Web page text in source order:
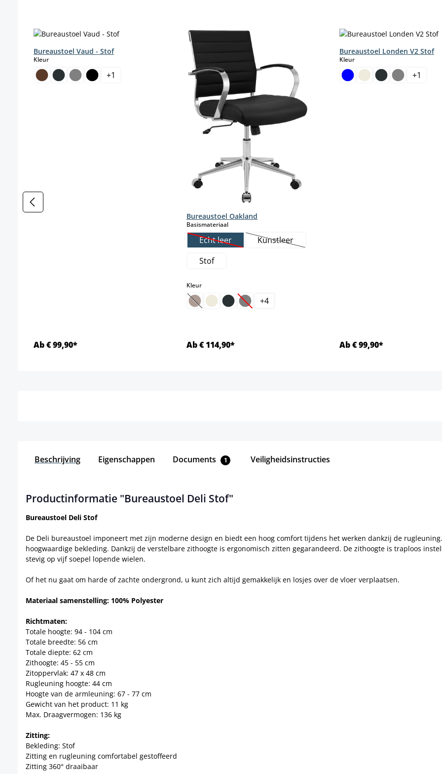
Bureaustoel Vaud - Stof
Kleurselect
+1
Ab € 99,90*
Bureaustoel Oakland
Basismateriaalselect
Echt leer(Deze optie is momenteel niet beschikbaar.)
Kunstleer(Deze optie is momenteel niet beschikbaar.)
Stof
Kleurselect
(Deze optie is momenteel niet beschikbaar.)
(Deze optie is momenteel niet beschikbaar.)
+4
Ab € 114,90*
Bureaustoel Londen V2 Stof
Kleurselect
+1
Ab € 99,90*
Beschrijving Eigenschappen Documents 1 Veiligheidsinstructies
Productinformatie "Bureaustoel Deli Stof"
Bureaustoel Deli Stof
De Deli bureaustoel imponeert met zijn moderne design en biedt een hoog comfort tijdens het werken dankzij de
hoogwaardige bekleding. Dankzij de verstelbare zithoogte is ergonomisch zitten gegarandeerd. De zithoogte is traploos
stevig op vijf soepel lopende wielen.
Of het nu gaat om harde of zachte ondergrond, u kunt zich altijd gemakkelijk en losjes over de vloer verplaatsen.
Materiaal samenstelling: 100% Polyester
Richtmaten:
Totale hoogte: 94 - 104 cm
Totale breedte: 56 cm
Totale diepte: 62 cm
Zithoogte: 45 - 55 cm
Zitoppervlak: 47 x 48 cm
Rugleuning hoogte: 44 cm
Hoogte van de armleuning: 67 - 77 cm
Gewicht van het product: 11 kg
Max. Draagvermogen: 136 kg
Zitting:
Bekleding: Stof
Zitting en rugleuning comfortabel gestoffeerd
Zitting 360° draaibaar